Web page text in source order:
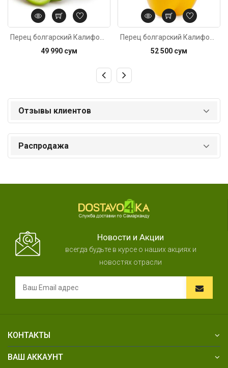
49 990 сум
52 500 сум
Отзывы клиентов
Распродажа
Новости и Акции
всегда будьте в курсе о наших акциях и
новостях отрасли
КОНТАКТЫ
ВАШ АККАУНТ